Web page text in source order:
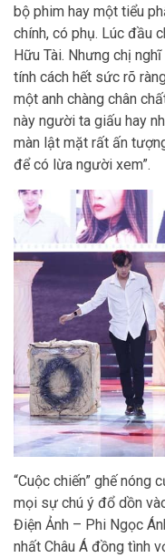
bộ phim hay một tiểu
chính, có phụ. Lúc đầu
Hữu Tài. Nhưng chị
tính cách hết sức rõ
một anh chàng chân
này người ta giấu hay
màn lật mặt rất ấn
để có lừa người xem”.
“Cuộc chiến” ghế nóng
mọi sự chú ý đổ dồn
Điện Ảnh – Phi Ngọc
nhất Châu Á đồng tình